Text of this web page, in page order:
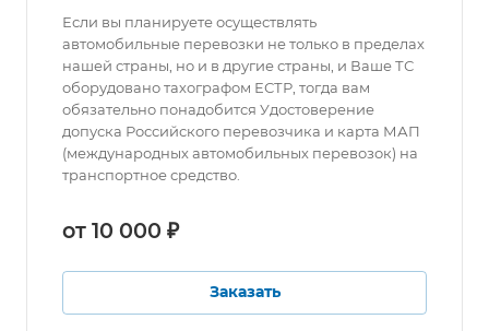
Если вы планируете осуществлять
автомобильные перевозки не только в пределах
нашей страны, но и в другие страны, и Ваше ТС
оборудовано тахографом ЕСТР, тогда вам
обязательно понадобится Удостоверение
допуска Российского перевозчика и карта МАП
(международных автомобильных перевозок) на
транспортное средство.
от 10 000 ₽
Заказать